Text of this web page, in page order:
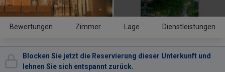
Bewertungen Zimmer Lage Dienstleistungen
Blocken Sie jetzt die Reservierung dieser Unterkunft und
lehnen Sie sich entspannt zurück.